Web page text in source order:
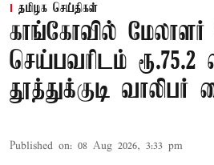
தமிழக செய்திகள்
காங்கோவில்
செய்பவரிடம்
தூத்துக்குடி வாலிபர்
Published on: 08 Aug 2026, 3:33 pm